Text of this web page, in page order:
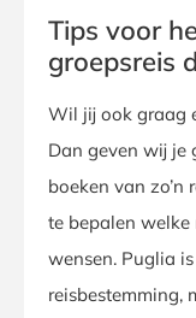
Tips voor
groepsreis
Wil jij ook graag
Dan geven wij je
boeken van zo’n
te bepalen
wensen. Puglia
reisbestemming,